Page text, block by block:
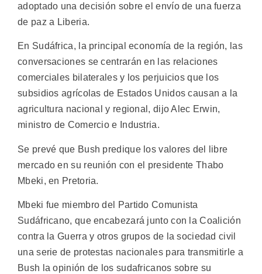
adoptado una decisión sobre el envío de una fuerza
de paz a Liberia.
En Sudáfrica, la principal economía de la región, las
conversaciones se centrarán en las relaciones
comerciales bilaterales y los perjuicios que los
subsidios agrícolas de Estados Unidos causan a la
agricultura nacional y regional, dijo Alec Erwin,
ministro de Comercio e Industria.
Se prevé que Bush predique los valores del libre
mercado en su reunión con el presidente Thabo
Mbeki, en Pretoria.
Mbeki fue miembro del Partido Comunista
Sudáfricano, que encabezará junto con la Coalición
contra la Guerra y otros grupos de la sociedad civil
una serie de protestas nacionales para transmitirle a
Bush la opinión de los sudafricanos sobre su